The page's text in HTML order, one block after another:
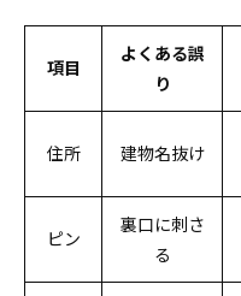
項目
よくある誤
り
住所 建物名抜け
ピン
裏口に刺さ
る